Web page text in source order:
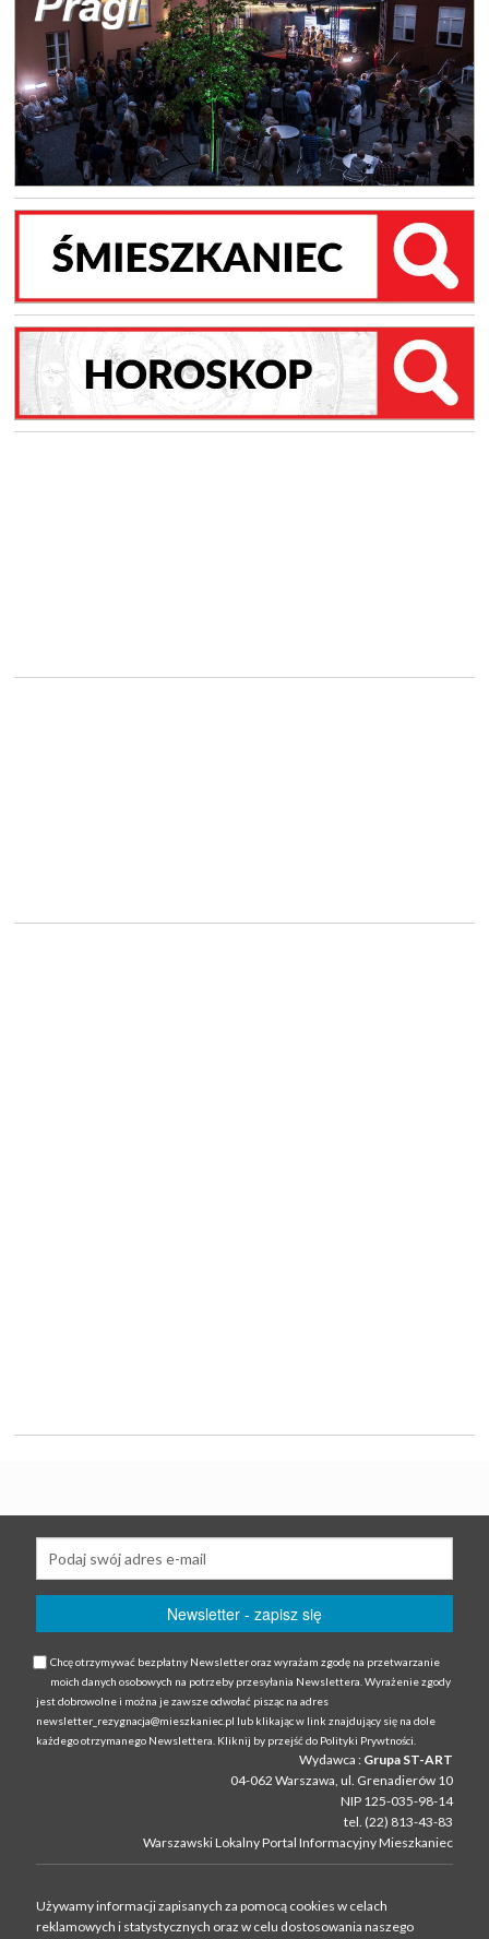
Chcę otrzymywać bezpłatny Newsletter oraz wyrażam zgodę na przetwarzanie
moich danych osobowych na potrzeby przesyłania Newslettera. Wyrażenie zgody
jest dobrowolne i można je zawsze odwołać pisząc na adres
newsletter_rezygnacja@mieszkaniec.pl lub klikając w link znajdujący się na dole
każdego otrzymanego Newslettera. Kliknij by przejść do Polityki Prywtności.
Wydawca : Grupa ST-ART
04-062 Warszawa, ul. Grenadierów 10
NIP 125-035-98-14
tel. (22) 813-43-83
Warszawski Lokalny Portal Informacyjny Mieszkaniec
Używamy informacji zapisanych za pomocą cookies w celach
reklamowych i statystycznych oraz w celu dostosowania naszego